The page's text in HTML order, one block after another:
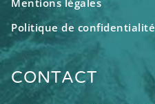
Mentions légales
Politique de confidentialité
CONTACT